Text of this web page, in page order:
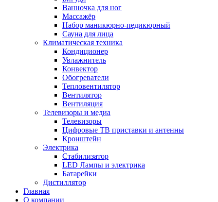
Ванночка для ног
Массажёр
Набор маникюрно-педикюрный
Сауна для лица
Климатическая техника
Кондиционер
Увлажнитель
Конвектор
Обогреватели
Тепловентилятор
Вентилятор
Вентиляция
Телевизоры и медиа
Телевизоры
Цифровые ТВ приставки и антенны
Кронштейн
Электрика
Стабилизатор
LED Лампы и электрика
Батарейки
Дистиллятор
Главная
О компании